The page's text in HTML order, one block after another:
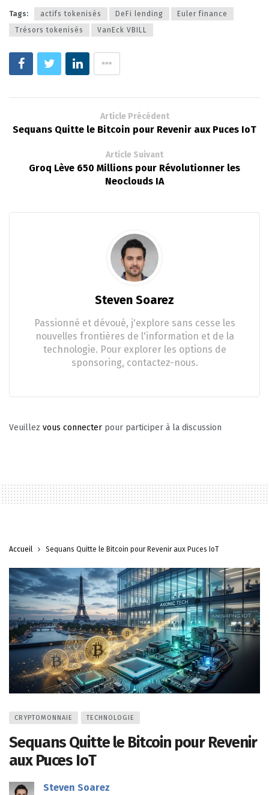
Tags: actifs tokenisés DeFi lending
Euler finance
Trésors tokenisés
VanEck VBILL
Article Précédent
Sequans Quitte le Bitcoin pour Revenir aux Puces IoT
Article Suivant
Groq Lève 650 Millions pour Révolutionner les
Neoclouds IA
Steven Soarez
Passionné et dévoué, j'explore sans cesse les
nouvelles frontières de l'information et de la
technologie. Pour explorer les options de
sponsoring, contactez-nous.
Veuillez vous connecter pour participer à la discussion
Accueil Sequans Quitte le Bitcoin pour Revenir aux Puces IoT
CRYPTOMONNAIE TECHNOLOGIE
Sequans Quitte le Bitcoin pour Revenir
aux Puces IoT
Steven Soarez